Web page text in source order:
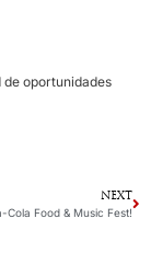
de oportunidades
NEXT
Cola Food & Music Fest!